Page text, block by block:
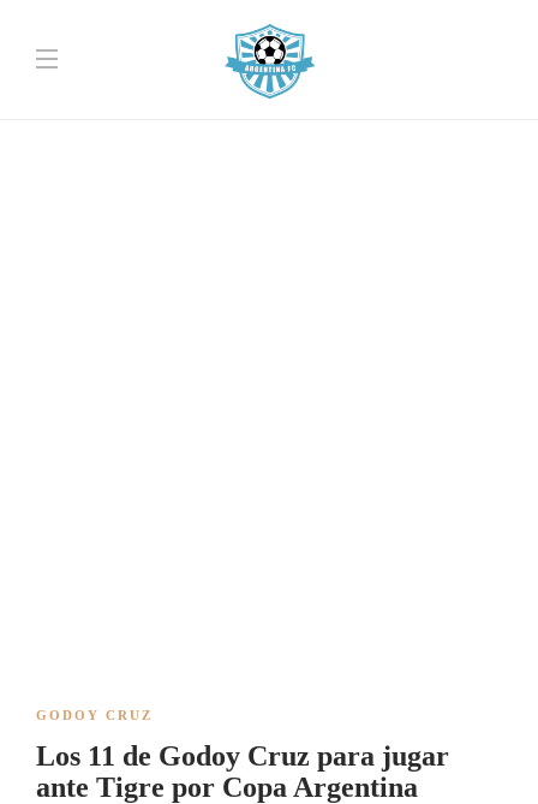
GODOY CRUZ
Los 11 de Godoy Cruz para jugar
ante Tigre por Copa Argentina